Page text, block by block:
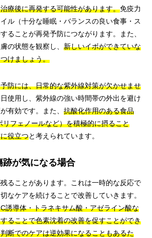
療後に再発する可能性があります。免疫力
ル（十分な睡眠・バランスの良い食事・ス
ることが再発予防につながります。また、
の状態を観察し、 新しいイボができていな
けましょう。
防には、日常的な紫外線対策が欠かせませ
使用し、紫外線の強い時間帯の外出を避け
有効です。また、 抗酸化作用のある食品
リフェノールなど）を積極的に摂ること
役立つと考えられています。
が気になる場合
ることがあります。これは一時的な反応で
なケアを続けることで改善していきます。
誘導体・トラネキサム酸・アゼライン酸な
ることで色素沈着の改善を促すことができ
断でのケアは逆効果になることもあるた